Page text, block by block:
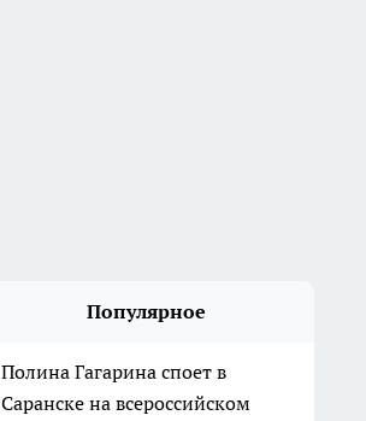
Популярное
Полина Гагарина споет в
Саранске на всероссийском